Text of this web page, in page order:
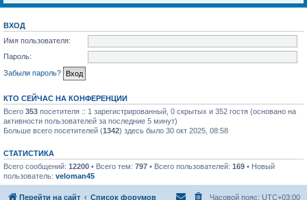
ВХОД
Имя пользователя:
Пароль:
Забыли пароль?
КТО СЕЙЧАС НА КОНФЕРЕНЦИИ
Всего 353 посетителя :: 1 зарегистрированный, 0 скрытых и 352 гостя (основано на
активности пользователей за последние 5 минут)
Больше всего посетителей (1342) здесь было 30 окт 2025, 08:58
СТАТИСТИКА
Всего сообщений: 12200 • Всего тем: 797 • Всего пользователей: 169 • Новый
пользователь: veloman45
Перейти на сайт Список форумов Часовой пояс: UTC+03:00